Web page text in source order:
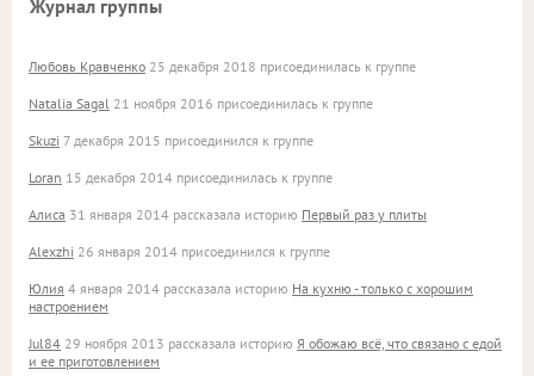
Журнал группы
Любовь Кравченко 25 декабря 2018 присоединилась к группе
Natalia Sagal 21 ноября 2016 присоединилась к группе
Skuzi 7 декабря 2015 присоединился к группе
Loran 15 декабря 2014 присоединилась к группе
Алиса 31 января 2014 рассказала историю Первый раз у плиты
Alexzhi 26 января 2014 присоединился к группе
Юлия 4 января 2014 рассказала историю На кухню - только с хорошим
настроением
Jul84 29 ноября 2013 рассказала историю Я обожаю всё, что связано с едой
и ее приготовлением